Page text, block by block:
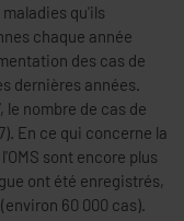
qu'ils
chaque année
des cas de
dernières années.
le nombre de cas de
En ce qui concerne la
sont encore plus
ont été enregistrés,
60 000 cas).